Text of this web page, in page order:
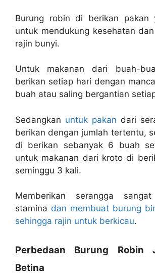
Burung robin di berikan pakan
untuk mendukung kesehatan
rajin bunyi.
Untuk makanan dari buah-
berikan setiap hari dengan
buah atau saling bergantian
Sedangkan untuk pakan dari
berikan dengan jumlah tertentu,
di berikan sebanyak 6 buah
untuk makanan dari kroto di
seminggu 3 kali.
Memberikan serangga
stamina dan membuat burung
sehingga rajin untuk berkicau.
Perbedaan Burung Robin
Betina